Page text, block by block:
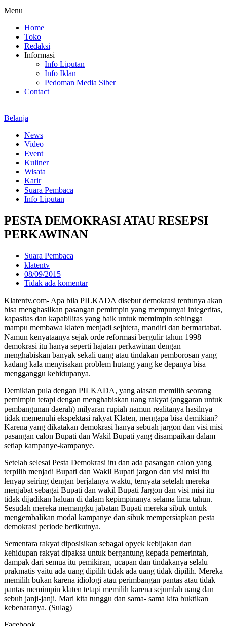
Menu
Home
Toko
Redaksi
Informasi
Info Liputan
Info Iklan
Pedoman Media Siber
Contact
Belanja
News
Video
Event
Kuliner
Wisata
Karir
Suara Pembaca
Info Liputan
PESTA DEMOKRASI ATAU RESEPSI
PERKAWINAN
Suara Pembaca
klatentv
08/09/2015
Tidak ada komentar
Klatentv.com- Apa bila PILKADA disebut demokrasi tentunya akan
bisa menghasilkan pasangan pemimpin yang mempunyai integeritas,
kapasitas dan kapabilitas yang baik untuk memimpin sehingga
mampu membawa klaten menjadi sejhtera, mandiri dan bermartabat.
Namun kenyataanya sejak orde reformasi bergulir tahun 1998
demokrasi itu hanya seperti hajatan perkawinan dengan
menghabiskan banyak sekali uang atau tindakan pemborosan yang
kadang kala menyisakan problem hutang yang ke depanya bisa
mengganggu kehidupanya.
Demikian pula dengan PILKADA, yang alasan memilih seorang
pemimpin tetapi dengan menghabiskan uang rakyat (anggaran untuk
pembangunan daerah) milyaran rupiah namun realitanya hasilnya
tidak memenuhi ekspektasi rakyat Klaten, mengapa bisa demikian?
Karena yang dikatakan demokrasi hanya sebuah jargon dan visi misi
pasangan calon Bupati dan Wakil Bupati yang disampaikan dalam
setiap kampanye-kampanye.
Setelah selesai Pesta Demokrasi itu dan ada pasangan calon yang
terpilih menjadi Bupati dan Wakil Bupati jargon dan visi misi itu
lenyap seiring dengan berjalanya waktu, ternyata setelah mereka
menjabat sebagai Bupati dan wakil Bupati Jargon dan visi misi itu
tidak dijadikan haluan di dalam kepimpinanya selama lima tahun.
Sesudah mereka memangku jabatan Bupati mereka sibuk untuk
mengembalikan modal kampanye dan sibuk mempersiapkan pesta
demokrasi periode berikutnya.
Sementara rakyat diposisikan sebagai opyek kebijakan dan
kehidupan rakyat dipaksa untuk bergantung kepada pemerintah,
dampak dari semua itu pemikiran, ucapan dan tindakanya selalu
prakmatis yaitu ada uang dipilih tidak ada uang tidak dipilih. Mereka
memilih bukan karena idiologi atau perimbangan pantas atau tidak
pantas memimpin klaten tetapi memilih karena sejumlah uang dan
sebuh janji-janji. Mari kita tunggu dan sama- sama kita buktikan
kebenaranya. (Sulag)